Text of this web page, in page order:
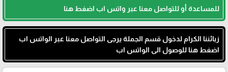
للمساعدة أو للتواصل معنا عبر واتس اب اضغط هنا
زبائننا الكرام لدخول قسم الجملة يرجى التواصل معنا عبر الواتس اب
اضغط هنا للوصول الى الواتس اب